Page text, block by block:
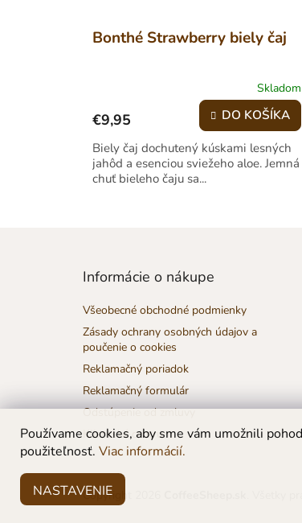
Používame cookies, aby sme vám umožnili
použiteľnosť. Viac informácií.
NASTAVENIE
Bonthé Strawberry biely čaj
produktu
4,8
z
5
Skladom
€9,95 DO KOŠÍKA
Biely čaj dochutený kúskami lesných
jahôd a esenciou sviežeho aloe. Jemná
chuť bieleho čaju sa...
Informácie o nákupe
Všeobecné obchodné podmienky
Zásady ochrany osobných údajov a
poučenie o cookies
Reklamačný poriadok
Reklamačný formulár
Odstúpenie od zmluvy
Klientské centrum
Copyright 2026